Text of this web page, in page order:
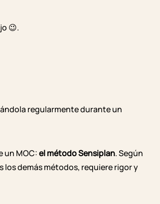
😉.
regularmente durante un
un MOC:el método Sensiplan. Según
los demás métodos, requiere rigor y